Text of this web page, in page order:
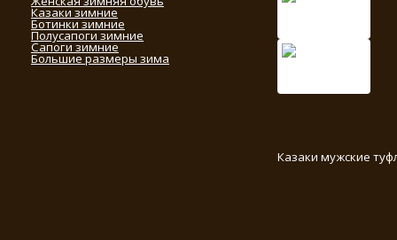
Казаки зимние
Ботинки зимние
Полусапоги зимние
Сапоги зимние
Большие размеры зима
Казаки мужские